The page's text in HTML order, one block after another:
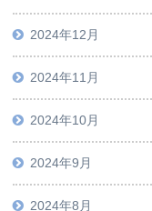
2024年12月
2024年11月
2024年10月
2024年9月
2024年8月